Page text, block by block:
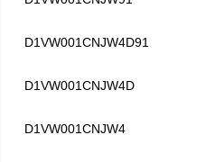
D1VW001CNJW4D91
D1VW001CNJW4D
D1VW001CNJW4